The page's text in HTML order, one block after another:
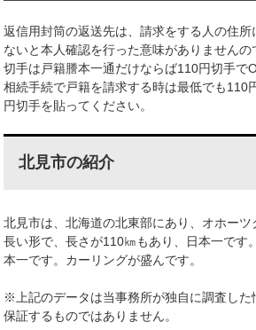
返信用封筒の返送先は、請求をする人の住所
ないと本人確認を行った意味がありませんの
切手は戸籍謄本一通だけならば110円切手で
相続手続で戸籍を請求する時は最低でも110
円切手を貼ってください。
北見市の紹介
北見市は、北海道の北東部にあり、オホー
長い形で、長さが110㎞もあり、日本一です
本一です。カーリングが盛んです。
※上記のデータは当事務所が独自に調査した
保証するものではありません。